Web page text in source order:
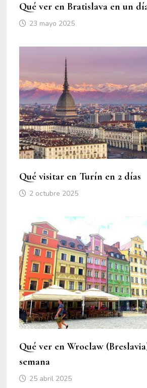
Qué ver en Bratislava en un
23 mayo 2025
Qué visitar en Turín en 2 días
2 octubre 2025
Qué ver en Wroclaw
semana
25 abril 2025